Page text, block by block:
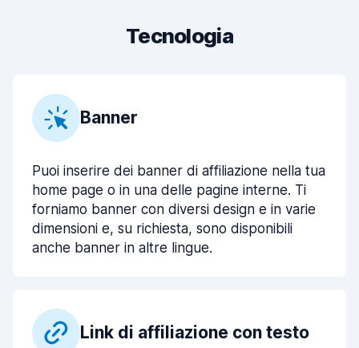
Tecnologia
Banner
Puoi inserire dei banner di affiliazione nella tua
home page o in una delle pagine interne. Ti
forniamo banner con diversi design e in varie
dimensioni e, su richiesta, sono disponibili
anche banner in altre lingue.
Link di affiliazione con testo